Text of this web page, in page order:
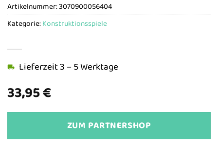
33,95€
Lieferzeit 3 – 5 Werktage
ZUM PARTNERSHOP
Artikelnummer:3070900056404
Kategorie:Konstruktionsspiele